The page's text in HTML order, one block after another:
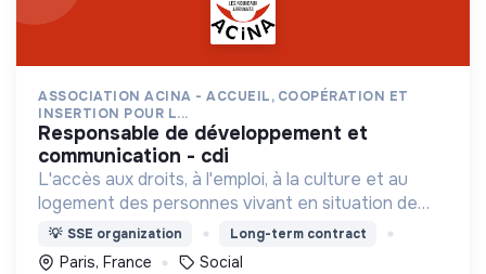
ASSOCIATION ACINA - ACCUEIL, COOPÉRATION ET
INSERTION POUR L...
responsable de développement et
communication - cdi
L'accès aux droits, à l'emploi, à la culture et au
logement des personnes vivant en situation de
grande précarité et d'habitat indigne ou précaire
(squats, bidonvilles, hôtels sociaux, etc.) en IDF.
💡 SSE organization Long-term contract
Paris, France Social